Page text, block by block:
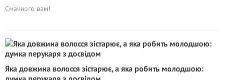
Смачного вам!
Яка довжина волосся зістарює, а яка робить молодшою: